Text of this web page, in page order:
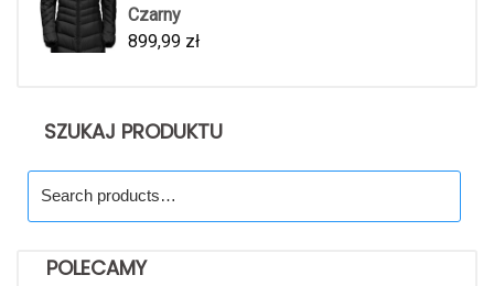
Czarny
899,99 zł
SZUKAJ PRODUKTU
for:
POLECAMY